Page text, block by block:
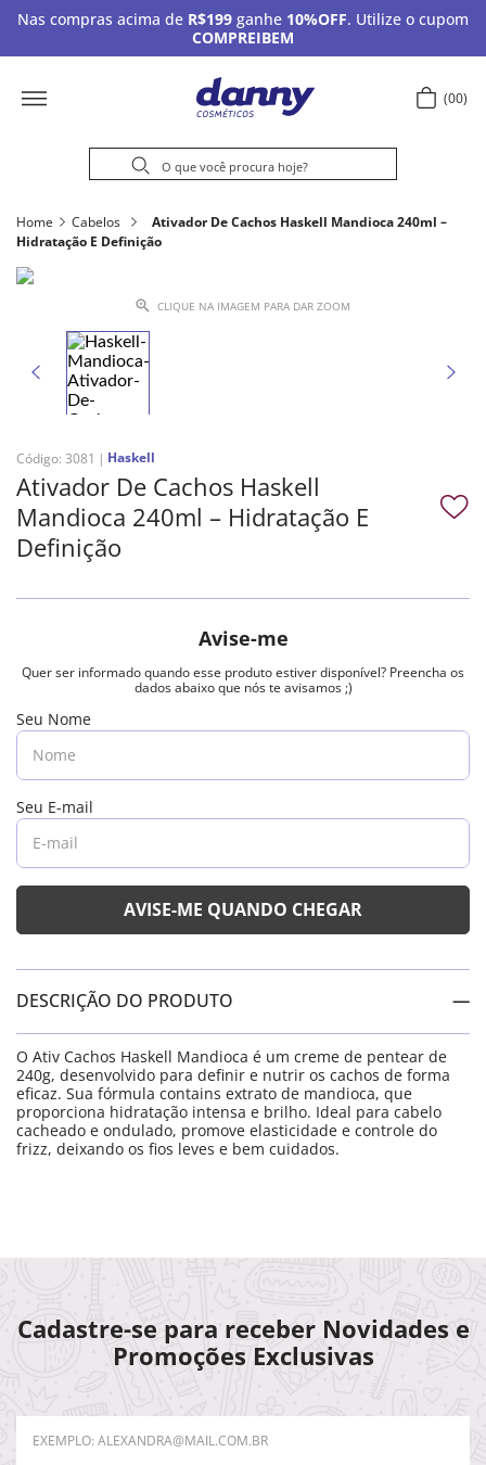
Nas compras acima de R$199 ganhe 10%OFF. Utilize o cupom
COMPREIBEM
00
Home Cabelos
Ativador De Cachos Haskell Mandioca 240ml –
Hidratação E Definição
CLIQUE NA IMAGEM PARA DAR ZOOM
Código: 3081 Haskell
Ativador De Cachos Haskell
Mandioca 240ml – Hidratação E
Definição
DESCRIÇÃO DO PRODUTO
O Ativ Cachos Haskell Mandioca é um creme de pentear de
240g, desenvolvido para definir e nutrir os cachos de forma
eficaz. Sua fórmula contains extrato de mandioca, que
proporciona hidratação intensa e brilho. Ideal para cabelo
cacheado e ondulado, promove elasticidade e controle do
frizz, deixando os fios leves e bem cuidados.
Cadastre-se para receber Novidades e
Promoções Exclusivas